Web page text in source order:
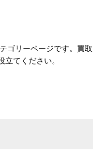
ゴリーページです。買取
てください。